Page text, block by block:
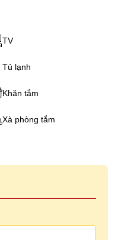
TV
Tủ lạnh
Khăn tắm
Xà phòng tắm